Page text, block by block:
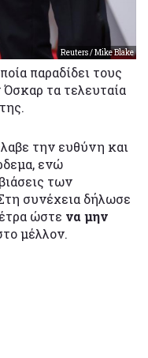
Reuters / Mike Blake
παραδίδει τους
τα τελευταία
την ευθύνη και
ενώ
των
συνέχεια δήλωσε
ώστε να μην
μέλλον.